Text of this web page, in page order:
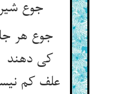
جوع شیر زورمند
جوع هر
کی
علف کم